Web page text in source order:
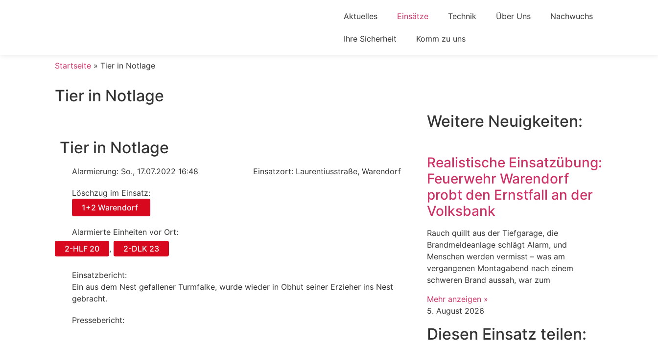
Aktuelles Einsätze Technik Über Uns Nachwuchs
Ihre Sicherheit Komm zu uns
Startseite » Tier in Notlage
Tier in Notlage
Tier in Notlage
Alarmierung: So., 17.07.2022 16:48 Einsatzort: Laurentiusstraße, Warendorf
Löschzug im Einsatz:
1+2 Warendorf
Alarmierte Einheiten vor Ort:
2-HLF 20
, 2-DLK 23
Einsatzbericht:
Ein aus dem Nest gefallener Turmfalke, wurde wieder in Obhut seiner Erzieher ins Nest
gebracht.
Pressebericht:
Weitere Neuigkeiten:
Realistische Einsatzübung:
Feuerwehr Warendorf
probt den Ernstfall an der
Volksbank
Rauch quillt aus der Tiefgarage, die
Brandmeldeanlage schlägt Alarm, und
Menschen werden vermisst – was am
vergangenen Montagabend nach einem
schweren Brand aussah, war zum
Mehr anzeigen »
5. August 2026
Diesen Einsatz teilen: